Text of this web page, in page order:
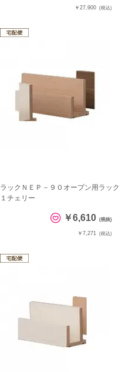
￥27,900 (税込)
ラックＮＥＰ－９０オープン用ラック
１チェリー
￥6,610 (税抜)
￥7,271 (税込)